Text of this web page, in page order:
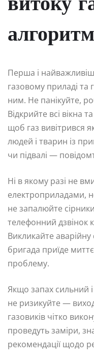
витоку
Перша і
газовому приладі та
ним. Не панікуйте,
Відкрийте всі вікна
щоб газ вивітрився
людей і тварин із
чи підвалі —
Ні в якому разі не
електроприладами,
не запалюйте
телефонний дзвінок
Викликайте
бригада приїде
проблему.
Якщо запах сильний
не ризикуйте —
газовиків чітко
проведуть заміри,
рекомендації щодо